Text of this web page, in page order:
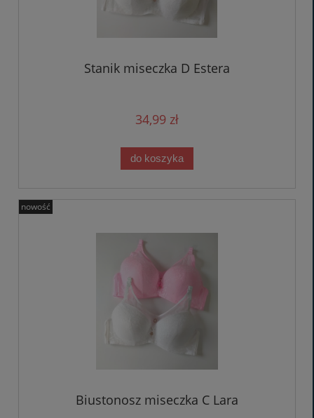
Stanik miseczka D Estera
34,99 zł
do koszyka
Biustonosz miseczka C Lara
nowość